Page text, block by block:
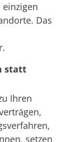
einzigen
Das
statt
Ihren
setzen